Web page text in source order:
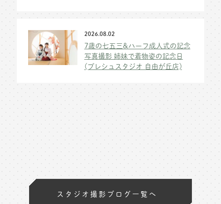
2026.08.02
7歳の七五三&ハーフ成人式の記念
写真撮影 姉妹で着物姿の記念日
(プレシュスタジオ 自由が丘店)
スタジオ撮影ブログ一覧へ